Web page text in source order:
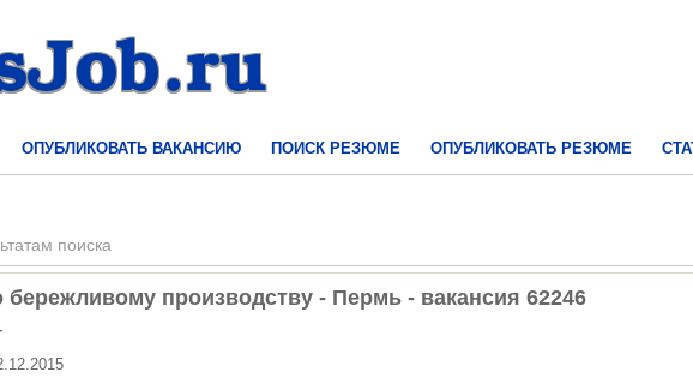
ОПУБЛИКОВАТЬ ВАКАНСИЮ ПОИСК РЕЗЮМЕ ОПУБЛИКОВАТЬ РЕЗЮМЕ
поиска
бережливому производству - Пермь - вакансия 62246